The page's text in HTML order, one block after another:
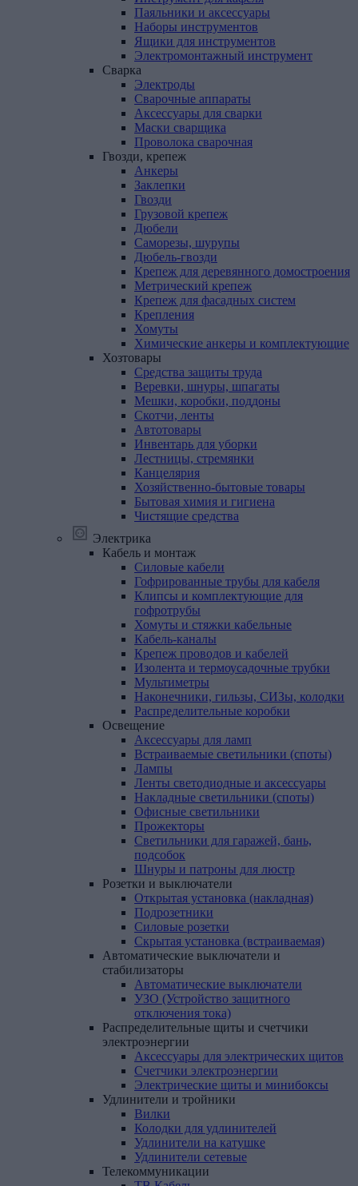
Паяльники и аксессуары
Наборы инструментов
Ящики для инструментов
Электромонтажный инструмент
Сварка
Электроды
Сварочные аппараты
Аксессуары для сварки
Маски сварщика
Проволока сварочная
Гвозди, крепеж
Анкеры
Заклепки
Гвозди
Грузовой крепеж
Дюбели
Саморезы, шурупы
Дюбель-гвозди
Крепеж для деревянного домостроения
Метрический крепеж
Крепеж для фасадных систем
Крепления
Хомуты
Химические анкеры и комплектующие
Хозтовары
Средства защиты труда
Веревки, шнуры, шпагаты
Мешки, коробки, поддоны
Скотчи, ленты
Автотовары
Инвентарь для уборки
Лестницы, стремянки
Канцелярия
Хозяйственно-бытовые товары
Бытовая химия и гигиена
Чистящие средства
Электрика
Кабель и монтаж
Силовые кабели
Гофрированные трубы для кабеля
Клипсы и комплектующие для
гофротрубы
Хомуты и стяжки кабельные
Кабель-каналы
Крепеж проводов и кабелей
Изолента и термоусадочные трубки
Мультиметры
Наконечники, гильзы, СИЗы, колодки
Распределительные коробки
Освещение
Аксессуары для ламп
Встраиваемые светильники (споты)
Лампы
Ленты светодиодные и аксессуары
Накладные светильники (споты)
Офисные светильники
Прожекторы
Светильники для гаражей, бань,
подсобок
Шнуры и патроны для люстр
Розетки и выключатели
Открытая установка (накладная)
Подрозетники
Силовые розетки
Скрытая установка (встраиваемая)
Автоматические выключатели и
стабилизаторы
Автоматические выключатели
УЗО (Устройство защитного
отключения тока)
Распределительные щиты и счетчики
электроэнергии
Аксессуары для электрических щитов
Счетчики электроэнергии
Электрические щиты и минибоксы
Удлинители и тройники
Вилки
Колодки для удлинителей
Удлинители на катушке
Удлинители сетевые
Телекоммуникации